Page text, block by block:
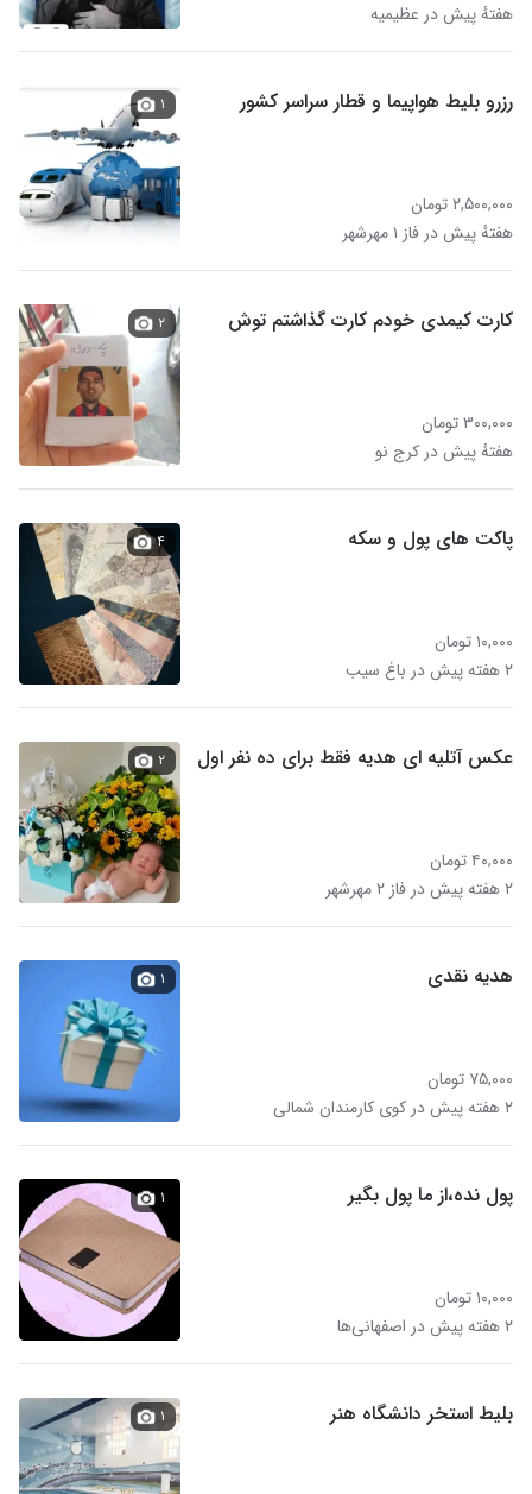
هفتهٔ پیش در عظیمیه
رزرو بلیط هواپیما و قطار سراسر کشور
۲,۵۰۰,۰۰۰ تومان
هفتهٔ پیش در فاز ۱ مهرشهر
۱
کارت کیمدی خودم کارت گذاشتم توش
۳۰۰,۰۰۰ تومان
هفتهٔ پیش در کرج نو
۲
پاکت های پول و سکه
۱۰,۰۰۰ تومان
۲ هفته پیش در باغ سیب
۴
عکس آتلیه ای هدیه فقط برای ده نفر اول
۴۰,۰۰۰ تومان
۲ هفته پیش در فاز ۲ مهرشهر
۲
هدیه نقدی
۷۵,۰۰۰ تومان
۲ هفته پیش در کوی کارمندان شمالی
۱
پول نده،از ما پول بگیر
۱۰,۰۰۰ تومان
۲ هفته پیش در اصفهانی‌ها
۱
بلیط استخر دانشگاه هنر ۱